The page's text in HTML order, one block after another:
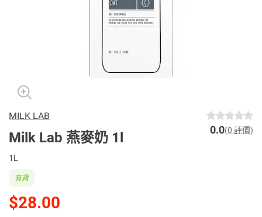
MILK LAB
Milk Lab 燕麥奶 1l 0.0(0 評價)
1L
$28.00
有貨